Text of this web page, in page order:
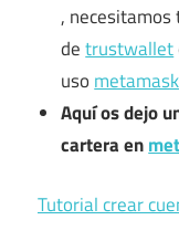
,
detrustwallet
uso metamask
Aquí os dejo
cartera en
Tutorial crear